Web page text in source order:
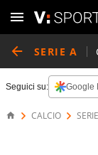
SERIE A
Seguici su: Google
CALCIO